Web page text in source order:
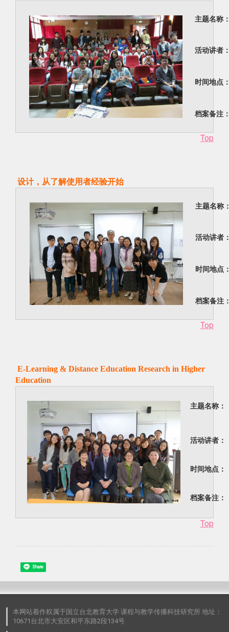
主题名称
活动讲者
时间地点
档案备注
Top
设计，从了解使用者经验开始
主题名称
活动讲者
时间地点
档案备注
Top
E-Learning & Distance Education Research in Higher
Education
主题名称：
活动讲者：
时间地点：
档案备注：
Top
Share
本网站着作权属于国立台北教育大学 课程与教学传播科技研究所 地址：
10671台北市大安区和平东路2段134号